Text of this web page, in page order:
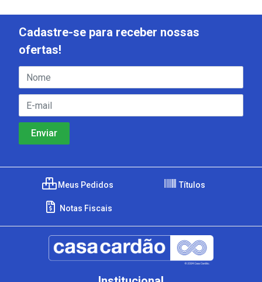
Cadastre-se para receber nossas
ofertas!
Meus Pedidos Títulos
Notas Fiscais